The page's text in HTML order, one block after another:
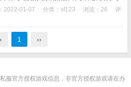
！传奇黑屏补丁下载通用版可帮助用户
屏问题。传奇黑屏补丁下载通用版支
2022-01-07 分类： sf123 浏览：26
评
1 ››
服官方授权游戏信息，非官方授权游戏请在办